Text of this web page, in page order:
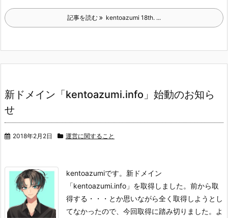
記事を読む kentoazumi 18th. ...
新ドメイン「kentoazumi.info」始動のお知ら
せ
2018年2月2日 運営に関すること
kentoazumiです。 新ドメイン
「kentoazumi.info」を取得しました。 前から取
得する・・・とか思いながら全く取得しようとし
てなかったので、今回取得に踏み切りました。
よ